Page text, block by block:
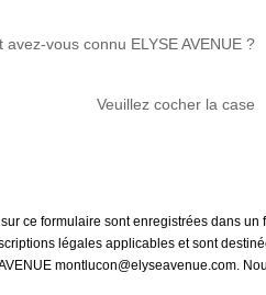
avez-vous connu ELYSE AVENUE ?
Veuillez cocher la case
ce formulaire sont enregistrées dans
légales applicables et sont
montlucon@elyseavenue.com.